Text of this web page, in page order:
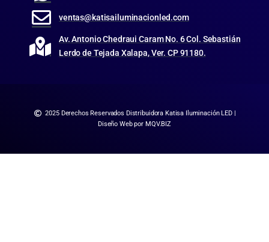
ventas@katisailuminacionled.com
Av. Antonio Chedraui Caram No. 6 Col. Sebastián
Lerdo de Tejada Xalapa, Ver. CP 91180.
2025 Derechos Reservados Distribuidora Katisa Iluminación LED |
Diseño Web por MQV.BIZ